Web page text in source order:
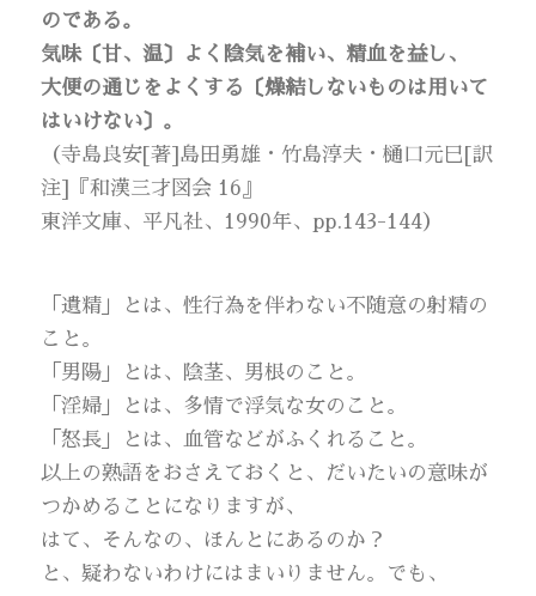
のである。
気味〔甘、温〕よく陰気を補い、精血を益し、
大便の通じをよくする〔燥結しないものは用いて
はいけない〕。
（寺島良安[著]島田勇雄・竹島淳夫・樋口元巳[訳
注]『和漢三才図会 16』
東洋文庫、平凡社、1990年、pp.143-144）
「遺精」とは、性行為を伴わない不随意の射精の
こと。
「男陽」とは、陰茎、男根のこと。
「淫婦」とは、多情で浮気な女のこと。
「怒長」とは、血管などがふくれること。
以上の熟語をおさえておくと、だいたいの意味が
つかめることになりますが、
はて、そんなの、ほんとにあるのか？
と、疑わないわけにはまいりません。でも、